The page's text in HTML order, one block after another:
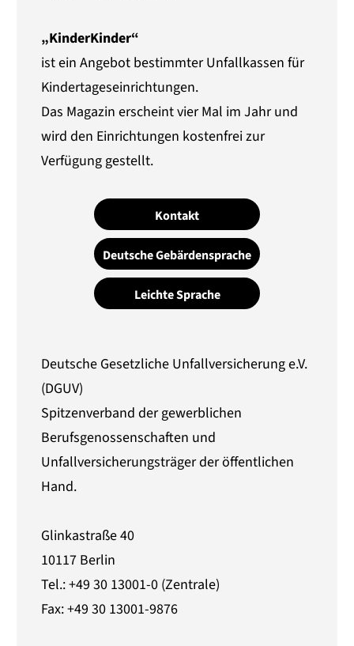
„KinderKinder“
ist ein Angebot bestimmter Unfallkassen für
Kindertageseinrichtungen.
Das Magazin erscheint vier Mal im Jahr und
wird den Einrichtungen kostenfrei zur
Verfügung gestellt.
Kontakt
Deutsche Gebärdensprache
Leichte Sprache
Deutsche Gesetzliche Unfallversicherung e.V.
(DGUV)
Spitzenverband der gewerblichen
Berufsgenossenschaften und
Unfallversicherungsträger der öffentlichen
Hand.
Glinkastraße 40
10117 Berlin
Tel.: +49 30 13001-0 (Zentrale)
Fax: +49 30 13001-9876